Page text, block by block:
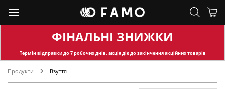
ФІНАЛЬНІ ЗНИЖКИ
Термін відправкидо 7 робочих днів, акція діє до закінчення акційних товарів
Продукти Взуття